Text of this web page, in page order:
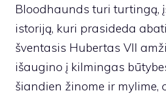
Bloodhaunds turi turtingą,
istoriją, kuri prasideda
šventasis Hubertas VII
išaugino į kilmingas
šiandien žinome ir mylime,